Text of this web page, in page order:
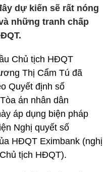
dự kiến sẽ rất nóng
những tranh chấp
Chủ tịch HĐQT
Thị Cẩm Tú đã
Quyết định số
án nhân dân
áp dụng biện pháp
Nghị quyết số
HĐQT Eximbank (nghị
tịch HĐQT).